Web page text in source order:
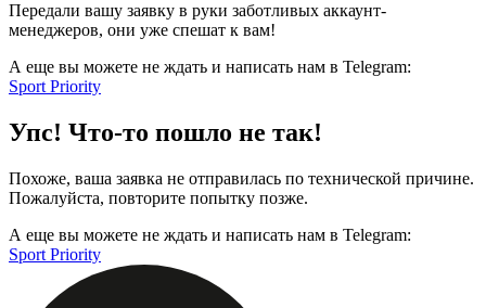
Передали вашу заявку в руки заботливых аккаунт-
менеджеров, они уже спешат к вам!
А еще вы можете не ждать и написать нам в Telegram:
Sport Priority
Упс! Что-то пошло не так!
Похоже, ваша заявка не отправилась по технической причине.
Пожалуйста, повторите попытку позже.
А еще вы можете не ждать и написать нам в Telegram:
Sport Priority